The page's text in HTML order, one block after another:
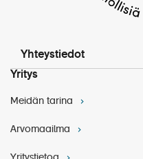
Yhteystiedot
Yritys
Meidän tarina
Arvomaailma